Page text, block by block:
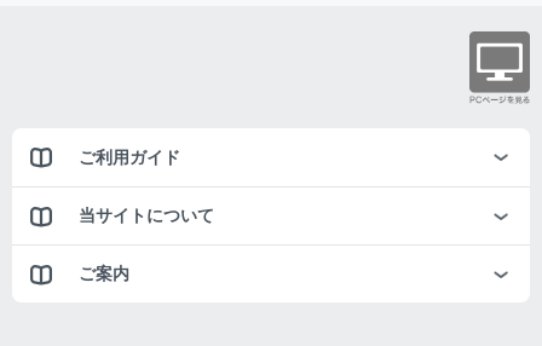
ご利用ガイド
当サイトについて
ご案内